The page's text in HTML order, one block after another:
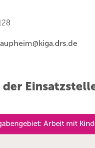
@kiga.drs.de
der
Arbeit mit